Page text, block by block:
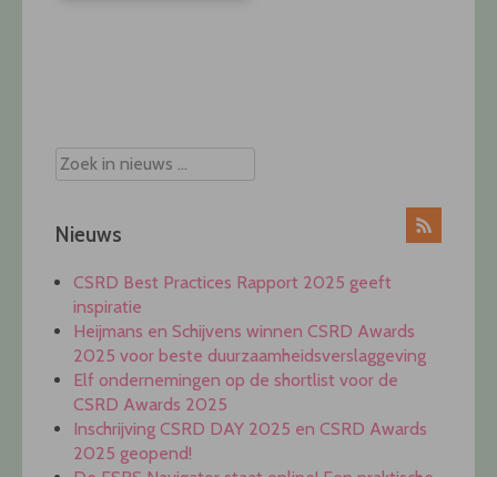
Nieuws
CSRD Best Practices Rapport 2025 geeft
inspiratie
Heijmans en Schijvens winnen CSRD Awards
2025 voor beste duurzaamheidsverslaggeving
Elf ondernemingen op de shortlist voor de
CSRD Awards 2025
Inschrijving CSRD DAY 2025 en CSRD Awards
2025 geopend!